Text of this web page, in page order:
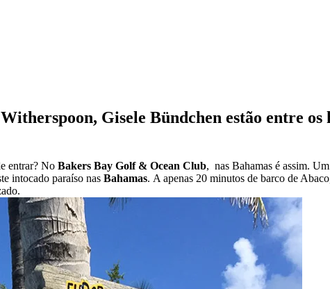
Gisele Bündchen estão entre
entrar? No Bakers Bay Golf & Ocean Club, nas Bahamas é assim.
intocado paraíso nas Bahamas. A apenas 20 minutos de barco de